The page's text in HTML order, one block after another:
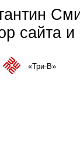
сайта
is external)«Три-В»